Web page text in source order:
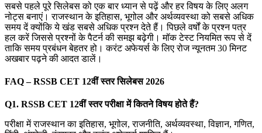
सबसे पहले पूरे सिलेबस को एक बार ध्यान से पढ़ें और हर विषय के लिए अलग
नोट्स बनाएं। राजस्थान के इतिहास, भूगोल और अर्थव्यवस्था को सबसे अधिक
समय दें क्योंकि ये खंड सबसे अधिक प्रश्न देते हैं। पिछले वर्षों के प्रश्न पत्र
हल करें जिससे प्रश्नों के पैटर्न की समझ बढ़ेगी। मॉक टेस्ट नियमित रूप से दें
ताकि समय प्रबंधन बेहतर हो। करंट अफेयर्स के लिए रोज न्यूनतम 30 मिनट
अखबार पढ़ने की आदत डालें।
FAQ – RSSB CET 12वीं स्तर सिलेबस 2026
Q1. RSSB CET 12वीं स्तर परीक्षा में कितने विषय होते हैं?
परीक्षा में राजस्थान का इतिहास, भूगोल, राजनीति, अर्थव्यवस्था, विज्ञान, गणित,